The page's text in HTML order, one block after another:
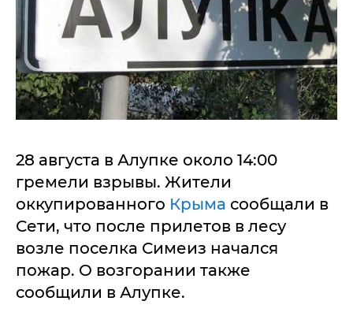
28 августа в Алупке около 14:00
гремели взрывы. Жители
оккупированного Крыма сообщали в
Сети, что после прилетов в лесу
возле поселка Симеиз начался
пожар. О возгорании также
сообщили в Алупке.